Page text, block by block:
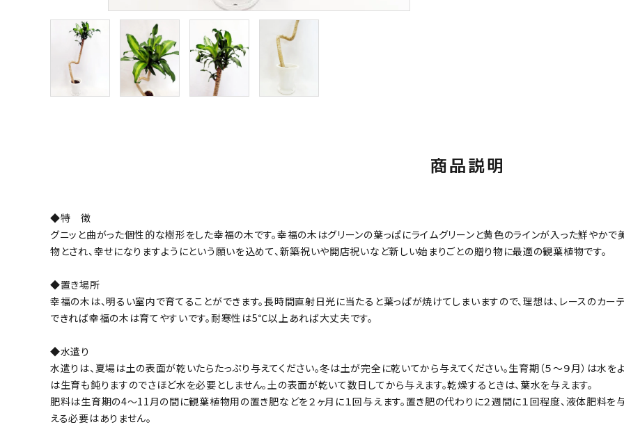
商品説明
◆特 徴
グニッと曲がった個性的な樹形をした幸福の木です。幸福の木はグリーンの葉っぱにライムグリーンと黄色のラインが入った鮮やか
物とされ、幸せになりますようにという願いを込めて、新築祝いや開店祝いなど新しい始まりごとの贈り物に最適の観葉植物です。
◆置き場所
幸福の木は、明るい室内で育てることができます。長時間直射日光に当たると葉っぱが焼けてしまいますので、理想は、レースのカ
できれば幸福の木は育てやすいです。耐寒性は5℃以上あれば大丈夫です。
◆水遣り
水遣りは、夏場は土の表面が乾いたらたっぷり与えてください。冬は土が完全に乾いてから与えてください。生育期（５～９月）は水
は生育も鈍りますのでさほど水を必要としません。土の表面が乾いて数日してから与えます。乾燥するときは、葉水を与えます。
肥料は生育期の4～11月の間に観葉植物用の置き肥などを２ヶ月に１回与えます。置き肥の代わりに２週間に１回程度、液体肥料を
える必要はありません。